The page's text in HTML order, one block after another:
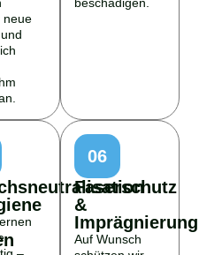
neue
–
06
Faserschutz
&
Imprägnierung
Auf Wunsch